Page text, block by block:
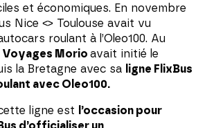
et économiques. En novembre
Nice <> Toulouse avait vu
roulant à l’Oleo100. Au
Voyages Morio avait initié le
la Bretagne avec sa
ligne FlixBus
avec Oleo100.
ligne est
l’occasion pour